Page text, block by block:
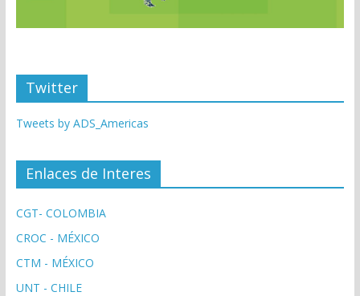
Twitter
Tweets by ADS_Americas
Enlaces de Interes
CGT- COLOMBIA
CROC - MÉXICO
CTM - MÉXICO
UNT - CHILE